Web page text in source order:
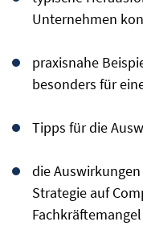
Unternehmen
praxisnahe
besonders für
Tipps für die
die
Strategie auf
Fachkräftemangel